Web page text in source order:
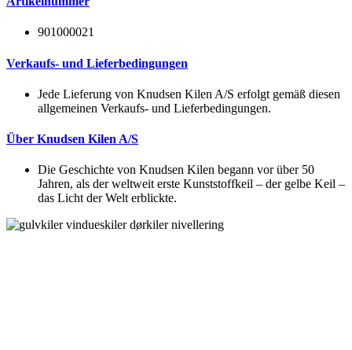
901000021
Verkaufs- und Lieferbedingungen
Jede Lieferung von Knudsen Kilen A/S erfolgt gemäß diesen
allgemeinen Verkaufs- und Lieferbedingungen.
Über Knudsen Kilen A/S
Die Geschichte von Knudsen Kilen begann vor über 50
Jahren, als der weltweit erste Kunststoffkeil – der gelbe Keil –
das Licht der Welt erblickte.